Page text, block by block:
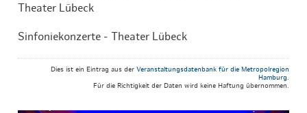
Theater Lübeck
Sinfoniekonzerte - Theater Lübeck
Dies ist ein Eintrag aus der Veranstaltungsdatenbank für die Metropolregion
Hamburg.
Für die Richtigkeit der Daten wird keine Haftung übernommen.